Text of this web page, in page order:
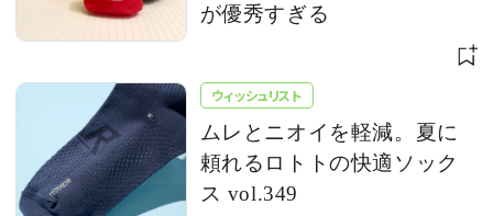
が優秀すぎる
ウィッシュリスト
ムレとニオイを軽減。夏に
頼れるロトトの快適ソック
ス vol.349